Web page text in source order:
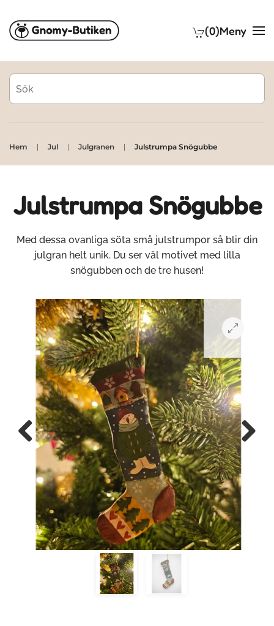
Skip to main content (0)Meny
Hem Jul Julgranen Julstrumpa Snögubbe
Julstrumpa Snögubbe
Med dessa ovanliga söta små julstrumpor så blir din
julgran helt unik. Du ser väl motivet med lilla
snögubben och de tre husen!
Previous Next